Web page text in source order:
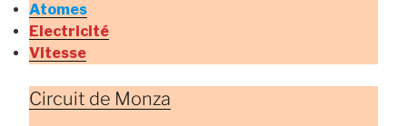
Atomes
Electricité
Vitesse
Circuit de Monza